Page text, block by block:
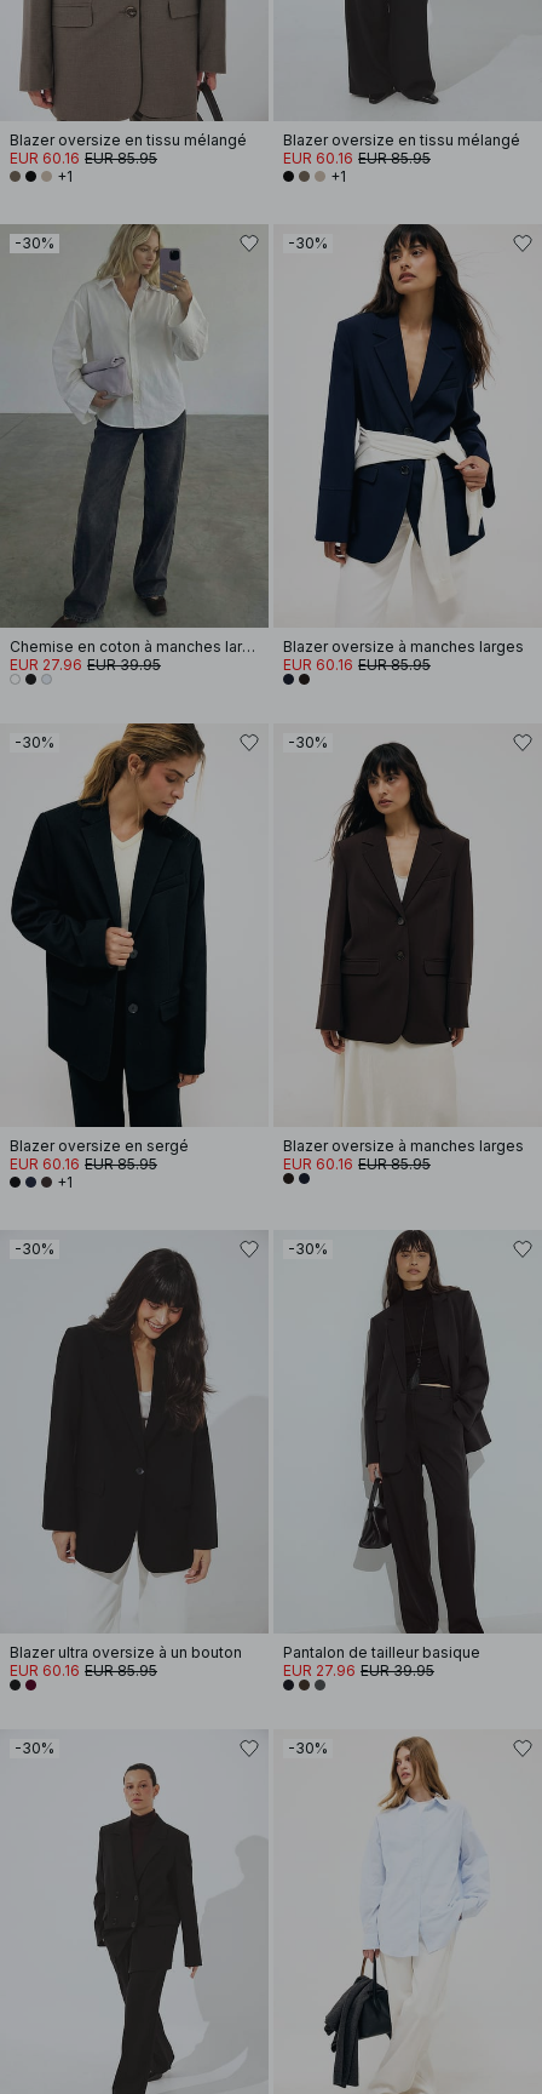
Blazer oversize en tissu mélangé
EUR 60.16 EUR 85.95
+1
Blazer oversize en tissu mélangé
EUR 60.16 EUR 85.95
+1
-30%
Chemise en coton à manches larges
EUR 27.96 EUR 39.95
-30%
Blazer oversize à manches larges
EUR 60.16 EUR 85.95
-30%
Blazer oversize en sergé
EUR 60.16 EUR 85.95
+1
-30%
Blazer oversize à manches larges
EUR 60.16 EUR 85.95
-30%
Blazer ultra oversize à un bouton
EUR 60.16 EUR 85.95
-30%
Pantalon de tailleur basique
EUR 27.96 EUR 39.95
-30% -30%